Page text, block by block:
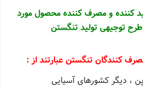
کننده و مصرف کننده محصول مورد
توجیهی تولید تنگستن
کنندگان تنگستن عبارتند از :
، دیگر کشورهای آسیایی